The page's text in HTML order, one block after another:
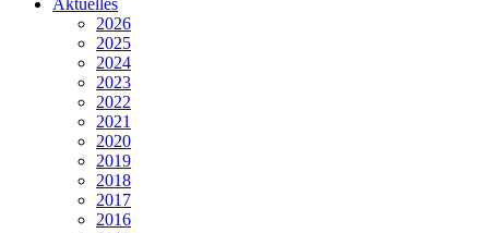
Aktuelles
2026
2025
2024
2023
2022
2021
2020
2019
2018
2017
2016